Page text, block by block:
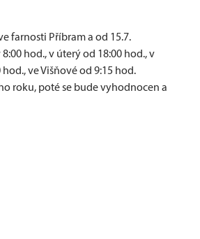
farnosti Příbram a od 15.7.
hod., v úterý od 18:00 hod., v
ve Višňové od 9:15 hod.
roku, poté se bude vyhodnocen a